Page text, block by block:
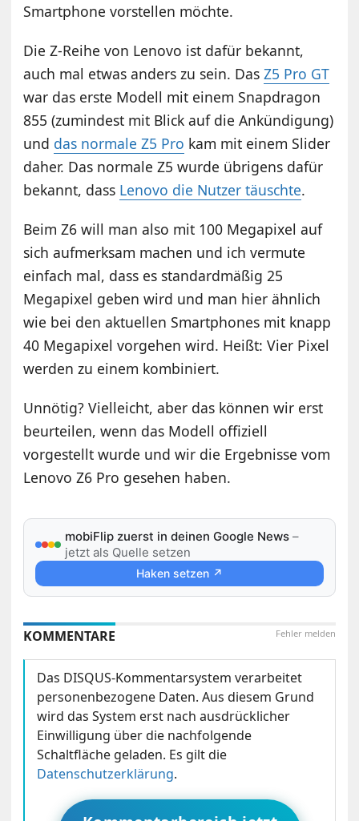
Smartphone vorstellen möchte.
Die Z-Reihe von Lenovo ist dafür bekannt,
auch mal etwas anders zu sein. DasZ5 Pro GT
war das erste Modell mit einem Snapdragon
855 (zumindest mit Blick auf die Ankündigung)
und das normale Z5 Pro kam mit einem Slider
daher. Das normale Z5 wurde übrigens dafür
bekannt, dass Lenovo die Nutzer täuschte.
Beim Z6 will man also mit 100 Megapixel auf
sich aufmerksam machen und ich vermute
einfach mal, dass es standardmäßig 25
Megapixel geben wird und man hier ähnlich
wie bei den aktuellen Smartphones mit knapp
40 Megapixel vorgehen wird. Heißt: Vier Pixel
werden zu einem kombiniert.
Unnötig? Vielleicht, aber das können wir erst
beurteilen, wenn das Modell offiziell
vorgestellt wurde und wir die Ergebnisse vom
Lenovo Z6 Pro gesehen haben.
mobiFlip zuerst in deinen Google News –
jetzt als Quelle setzen
Haken setzen ↗
Fehler melden
KOMMENTARE
Das DISQUS-Kommentarsystem verarbeitet
personenbezogene Daten. Aus diesem Grund
wird das System erst nach ausdrücklicher
Einwilligung über die nachfolgende
Schaltfläche geladen. Es gilt die
Datenschutzerklärung.